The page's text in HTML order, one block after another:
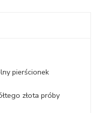
pierścionek
złota próby